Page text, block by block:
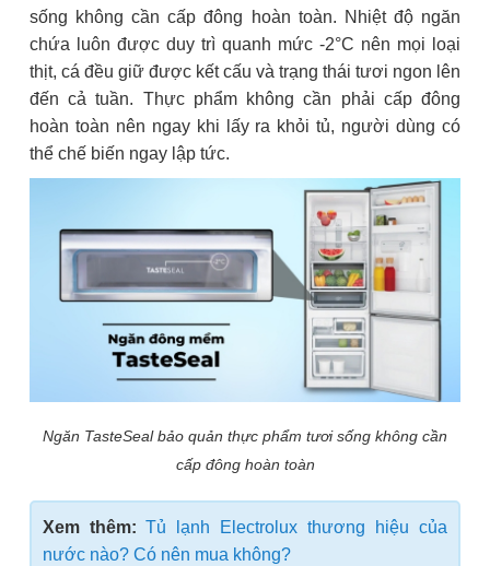
sống không cần cấp đông hoàn toàn. Nhiệt độ ngăn
chứa luôn được duy trì quanh mức -2°C nên mọi loại
thịt, cá đều giữ được kết cấu và trạng thái tươi ngon lên
đến cả tuần. Thực phẩm không cần phải cấp đông
hoàn toàn nên ngay khi lấy ra khỏi tủ, người dùng có
thể chế biến ngay lập tức.
Ngăn TasteSeal bảo quản thực phẩm tươi sống không cần
cấp đông hoàn toàn
Xem thêm: Tủ lạnh Electrolux thương hiệu của
nước nào? Có nên mua không?